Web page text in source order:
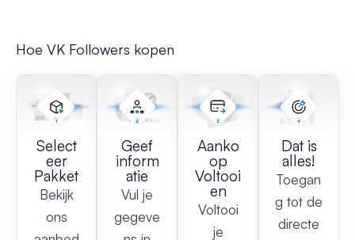
Hoe VK Followers kopen
Select
eer
Pakket
Bekijk
ons
Geef
inform
atie
Vul je
gegeve
Aanko
op
Voltooi
en
Voltooi
je
Dat is
alles!
Toegan
g tot de
directe